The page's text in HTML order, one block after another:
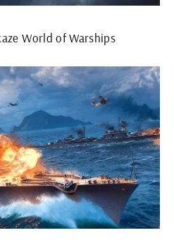
World of Warships